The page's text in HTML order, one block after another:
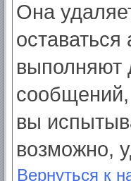
Она
выполняют
вы
возможно,
Вернуться к